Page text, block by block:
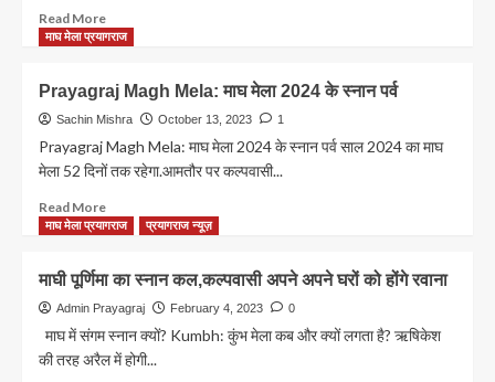
Read MoreRead
more
मंत्रोच्चार
के
साथ
संगम
मे
मेले
पुलिस
विभाग
ने
किया
माघ मेला प्रयागराज
Prayagraj Magh Mela: माघ मेला 2024 के स्नान पर्व
Sachin Mishra October 13, 2023 1
Prayagraj Magh Mela: माघ मेला 2024 के स्नान पर्व साल 2024 का माघ
मेला 52 दिनों तक रहेगा.आमतौर पर कल्पवासी...
Read MoreRead
more
Magh
Mela:
माघ
मेला
2024
माघ मेला प्रयागराज प्रयागराज न्यूज़
माघी पूर्णिमा का स्नान कल,कल्पवासी अपने अपने घरों को होंगे रवाना
Admin Prayagraj February 4, 2023 0
माघ में संगम स्नान क्यों? Kumbh: कुंभ मेला कब और क्यों लगता है? ऋषिकेश
की तरह अरैल में होगी...